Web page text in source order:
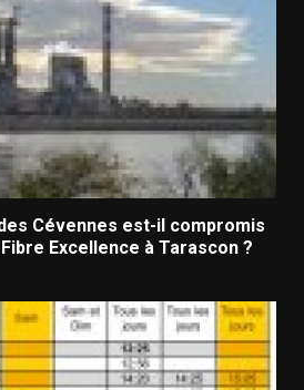
Cévennes est-il compromis
Excellence à Tarascon ?